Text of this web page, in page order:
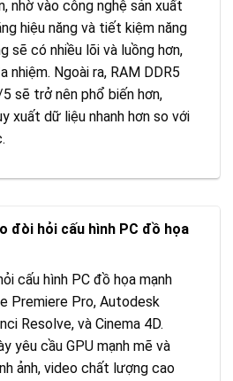
nhờ vào công nghệ sản xuất
hiệu năng và tiết kiệm năng
sẽ có nhiều lõi và luồng hơn,
nhiệm. Ngoài ra, RAM DDR5
sẽ trở nên phổ biến hơn,
xuất dữ liệu nhanh hơn so với
đòi hỏi cấu hình PC đồ họa
cấu hình PC đồ họa mạnh
Premiere Pro, Autodesk
Resolve, và Cinema 4D.
yêu cầu GPU mạnh mẽ và
ảnh, video chất lượng cao